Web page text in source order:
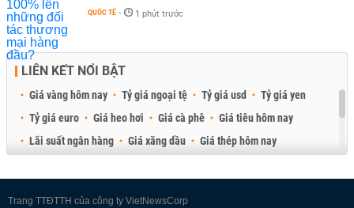
QUỐC TẾ - 1 phút trước
LIÊN KẾT NỔI BẬT
Giá vàng hôm nay Tỷ giá ngoại tệ Tỷ giá usd
Tỷ giá yen
Tỷ giá euro
Giá heo hơi Giá cà phê
Giá tiêu hôm nay
Lãi suất ngân hàng
Giá xăng dầu
Giá thép hôm nay
Trang TTĐTTH của công ty VietNewsCorp